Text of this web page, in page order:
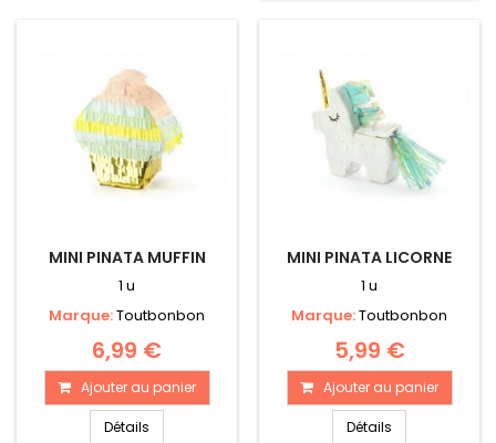
MINI PINATA MUFFIN
1 u
Marque:Toutbonbon
6,99 €
Ajouter au panier
Détails
MINI PINATA LICORNE
1 u
Marque:Toutbonbon
5,99 €
Ajouter au panier
Détails